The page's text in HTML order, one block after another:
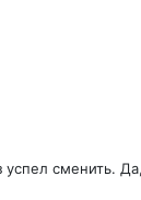
сменить.